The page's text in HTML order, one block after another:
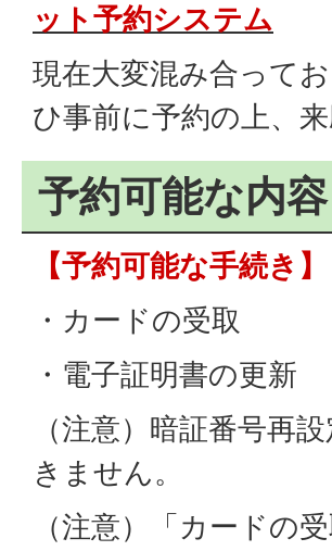
ット予約システム
現在大変混み合って
ひ事前に予約の上、
予約可能な内容
【予約可能な手続き】
・カードの受取
・電子証明書の更新
（注意）暗証番号再
きません。
（注意）「カードの